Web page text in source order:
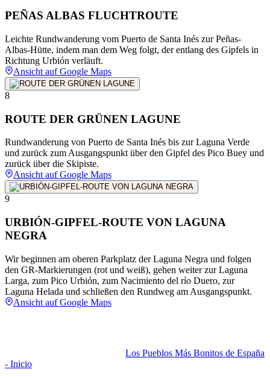
PEÑAS ALBAS FLUCHTROUTE
Leichte Rundwanderung vom Puerto de Santa Inés zur Peñas-
Albas-Hütte, indem man dem Weg folgt, der entlang des Gipfels in
Richtung Urbión verläuft.
Ansicht auf Google Maps
8
ROUTE DER GRÜNEN LAGUNE
Rundwanderung von Puerto de Santa Inés bis zur Laguna Verde
und zurück zum Ausgangspunkt über den Gipfel des Pico Buey und
zurück über die Skipiste.
Ansicht auf Google Maps
9
URBIÓN-GIPFEL-ROUTE VON LAGUNA
NEGRA
Wir beginnen am oberen Parkplatz der Laguna Negra und folgen
den GR-Markierungen (rot und weiß), gehen weiter zur Laguna
Larga, zum Pico Urbión, zum Nacimiento del río Duero, zur
Laguna Helada und schließen den Rundweg am Ausgangspunkt.
Ansicht auf Google Maps
Los Pueblos Más Bonitos de España
- Inicio